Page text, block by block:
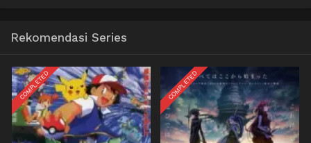
Rekomendasi Series
COMPLETED COMPLETED